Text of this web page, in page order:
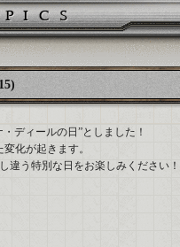
ディールの日”としました！
化が起きます。
違う特別な日をお楽しみください！